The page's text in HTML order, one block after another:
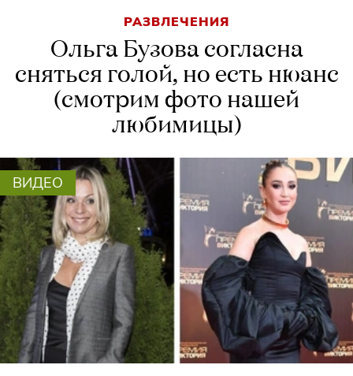
РАЗВЛЕЧЕНИЯ
Ольга Бузова согласна
сняться голой, но есть нюанс
(смотрим фото нашей
любимицы)
ВИДЕО